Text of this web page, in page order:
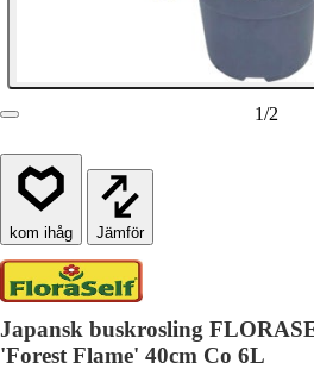
1/2
Jämför
Japansk buskrosling
'Forest Flame' 40cm Co 6L